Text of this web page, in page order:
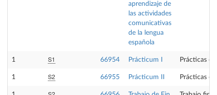
aprendizaje de
las actividades
comunicativas
de la lengua
española
1 S1 66954 Prácticum I Prácticas
1 S2 66955 Prácticum II Prácticas